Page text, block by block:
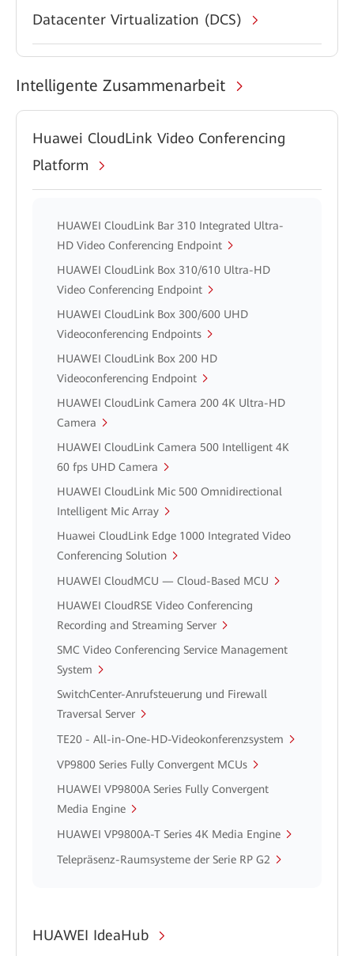
Datacenter Virtualization (DCS)
Intelligente Zusammenarbeit
Huawei CloudLink Video Conferencing
Platform
HUAWEI CloudLink Bar 310 Integrated Ultra-
HD Video Conferencing Endpoint
HUAWEI CloudLink Box 310/610 Ultra-HD
Video Conferencing Endpoint
HUAWEI CloudLink Box 300/600 UHD
Videoconferencing Endpoints
HUAWEI CloudLink Box 200 HD
Videoconferencing Endpoint
HUAWEI CloudLink Camera 200 4K Ultra-HD
Camera
HUAWEI CloudLink Camera 500 Intelligent 4K
60 fps UHD Camera
HUAWEI CloudLink Mic 500 Omnidirectional
Intelligent Mic Array
Huawei CloudLink Edge 1000 Integrated Video
Conferencing Solution
HUAWEI CloudMCU — Cloud-Based MCU
HUAWEI CloudRSE Video Conferencing
Recording and Streaming Server
SMC Video Conferencing Service Management
System
SwitchCenter-Anrufsteuerung und Firewall
Traversal Server
TE20 - All-in-One-HD-Videokonferenzsystem
VP9800 Series Fully Convergent MCUs
HUAWEI VP9800A Series Fully Convergent
Media Engine
HUAWEI VP9800A-T Series 4K Media Engine
Telepräsenz-Raumsysteme der Serie RP G2
HUAWEI IdeaHub